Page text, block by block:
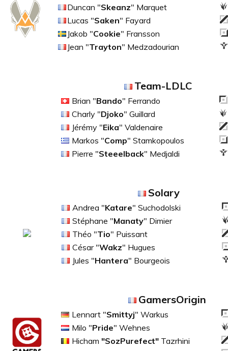
Duncan "Skeanz" Marquet
Lucas "Saken" Fayard
Jakob "Cookie" Fransson
Jean "Trayton" Medzadourian
Team-LDLC
Brian "Bando" Ferrando
Charly "Djoko" Guillard
Jérémy "Eika" Valdenaire
Markos "Comp" Stamkopoulos
Pierre "Steeelback" Medjaldi
Solary
Andrea "Katare" Suchodolski
Stéphane "Manaty" Dimier
Théo "Tio" Puissant
César "Wakz" Hugues
Jules "Hantera" Bourgeois
GamersOrigin
Lennart "Smittyj" Warkus
Milo "Pride" Wehnes
Hicham "SozPurefect" Tazrhini